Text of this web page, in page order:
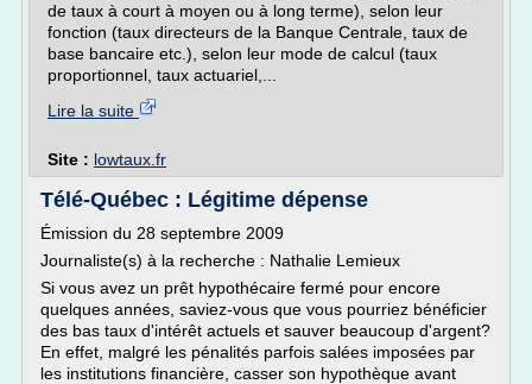
de taux à court à moyen ou à long terme), selon leur
fonction (taux directeurs de la Banque Centrale, taux de
base bancaire etc.), selon leur mode de calcul (taux
proportionnel, taux actuariel,...
Lire la suite
Site : lowtaux.fr
Télé-Québec : Légitime dépense
Émission du 28 septembre 2009
Journaliste(s) à la recherche : Nathalie Lemieux
Si vous avez un prêt hypothécaire fermé pour encore
quelques années, saviez-vous que vous pourriez bénéficier
des bas taux d'intérêt actuels et sauver beaucoup d'argent?
En effet, malgré les pénalités parfois salées imposées par
les institutions financière, casser son hypothèque avant